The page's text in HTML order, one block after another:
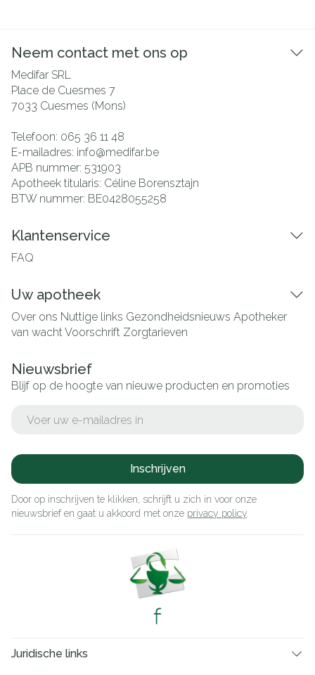
Neem contact met ons op
Medifar SRL
Place de Cuesmes 7
7033 Cuesmes (Mons)
Telefoon: 065 36 11 48
E-mailadres: info@medifar.be
APB nummer: 531903
Apotheek titularis: Céline Borensztajn
BTW nummer: BE0428055258
Klantenservice
FAQ
Uw apotheek
Over ons Nuttige links Gezondheidsnieuws Apotheker
van wachtVoorschrift Zorgtarieven
Nieuwsbrief
Blijf op de hoogte van nieuwe producten en promoties
Inschrijven
Door op inschrijven te klikken, schrijft u zich in voor onze
nieuwsbrief en gaat u akkoord met onze privacy policy
Juridische links